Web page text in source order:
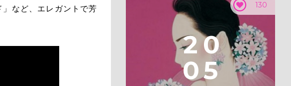
など、エレガントで芳
130
20
05